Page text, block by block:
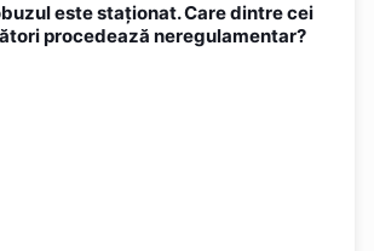
este staționat. Care dintre cei
procedează neregulamentar?